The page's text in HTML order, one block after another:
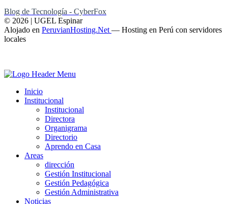
Blog de Tecnología - CyberFox
© 2026 | UGEL Espinar
Alojado en PeruvianHosting.Net — Hosting en Perú con servidores
locales
Inicio
Institucional
Institucional
Directora
Organigrama
Directorio
Aprendo en Casa
Areas
dirección
Gestión Institucional
Gestión Pedagógica
Gestión Administrativa
Noticias